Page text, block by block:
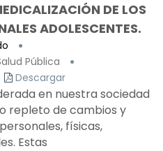
DE LOS
ADOLESCENTES.
Pública
Descargar
en nuestra sociedad
repleto de cambios y
físicas,
Estas